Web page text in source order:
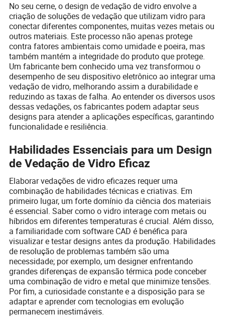
No seu cerne, o design de vedação de vidro envolve a
criação de soluções de vedação que utilizam vidro para
conectar diferentes componentes, muitas vezes metais ou
outros materiais. Este processo não apenas protege
contra fatores ambientais como umidade e poeira, mas
também mantém a integridade do produto que protege.
Um fabricante bem conhecido uma vez transformou o
desempenho de seu dispositivo eletrônico ao integrar uma
vedação de vidro, melhorando assim a durabilidade e
reduzindo as taxas de falha. Ao entender os diversos usos
dessas vedações, os fabricantes podem adaptar seus
designs para atender a aplicações específicas, garantindo
funcionalidade e resiliência.
Habilidades Essenciais para um Design
de Vedação de Vidro Eficaz
Elaborar vedações de vidro eficazes requer uma
combinação de habilidades técnicas e criativas. Em
primeiro lugar, um forte domínio da ciência dos materiais
é essencial. Saber como o vidro interage com metais ou
híbridos em diferentes temperaturas é crucial. Além disso,
a familiaridade com software CAD é benéfica para
visualizar e testar designs antes da produção. Habilidades
de resolução de problemas também são uma
necessidade; por exemplo, um designer enfrentando
grandes diferenças de expansão térmica pode conceber
uma combinação de vidro e metal que minimize tensões.
Por fim, a curiosidade constante e a disposição para se
adaptar e aprender com tecnologias em evolução
permanecem inestimáveis.